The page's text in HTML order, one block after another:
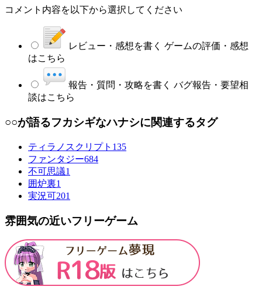
コメント内容を以下から選択してください
レビュー・感想を書く ゲームの評価・感想
はこちら
報告・質問・攻略を書く バグ報告・要望相
談はこちら
○○が語るフカシギなハナシに関連するタグ
ティラノスクリプト 135
ファンタジー684
不可思議1
囲炉裏1
実況可201
雰囲気の近いフリーゲーム